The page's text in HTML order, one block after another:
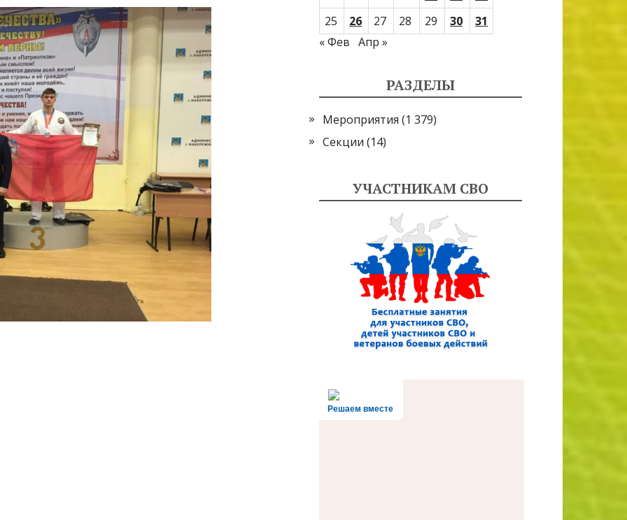
25
26 27 28 29 30
31
« Фев Апр »
РАЗДЕЛЫ
Мероприятия (1 379)
Секции (14)
УЧАСТНИКАМ СВО
Решаем вместе